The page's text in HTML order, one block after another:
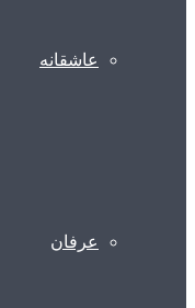
عاشقانه
عرفان